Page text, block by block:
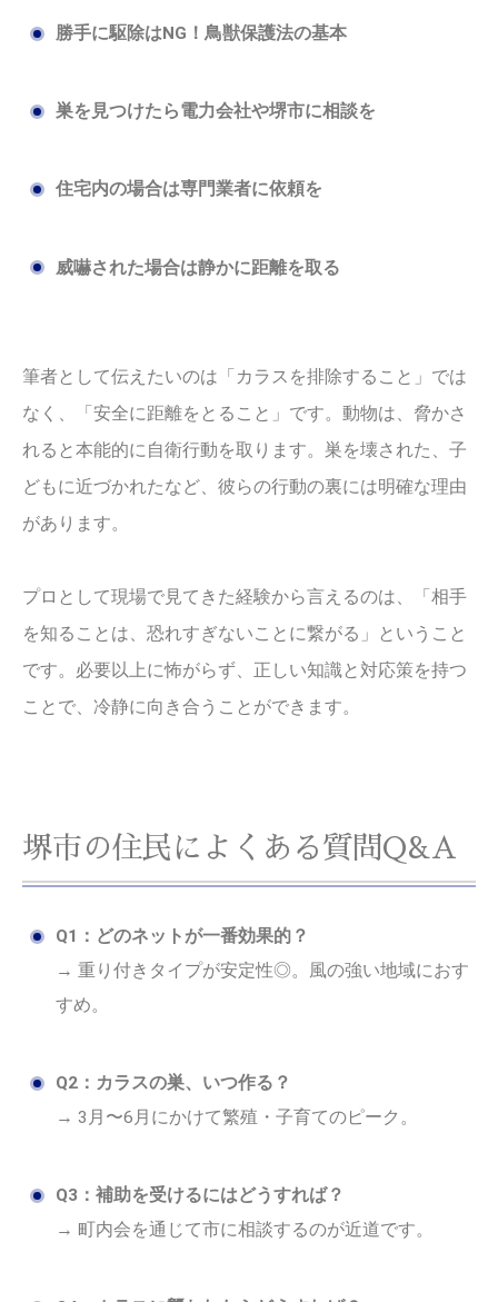
勝手に駆除はNG！鳥獣保護法の基本
巣を見つけたら電力会社や堺市に相談を
住宅内の場合は専門業者に依頼を
威嚇された場合は静かに距離を取る
筆者として伝えたいのは「カラスを排除すること」では
なく、「安全に距離をとること」です。動物は、脅かさ
れると本能的に自衛行動を取ります。巣を壊された、子
どもに近づかれたなど、彼らの行動の裏には明確な理由
があります。
プロとして現場で見てきた経験から言えるのは、「相手
を知ることは、恐れすぎないことに繋がる」ということ
です。必要以上に怖がらず、正しい知識と対応策を持つ
ことで、冷静に向き合うことができます。
堺市の住民によくある質問Q&A
Q1：どのネットが一番効果的？
→ 重り付きタイプが安定性◎。風の強い地域におす
すめ。
Q2：カラスの巣、いつ作る？
→ 3月〜6月にかけて繁殖・子育てのピーク。
Q3：補助を受けるにはどうすれば？
→ 町内会を通じて市に相談するのが近道です。